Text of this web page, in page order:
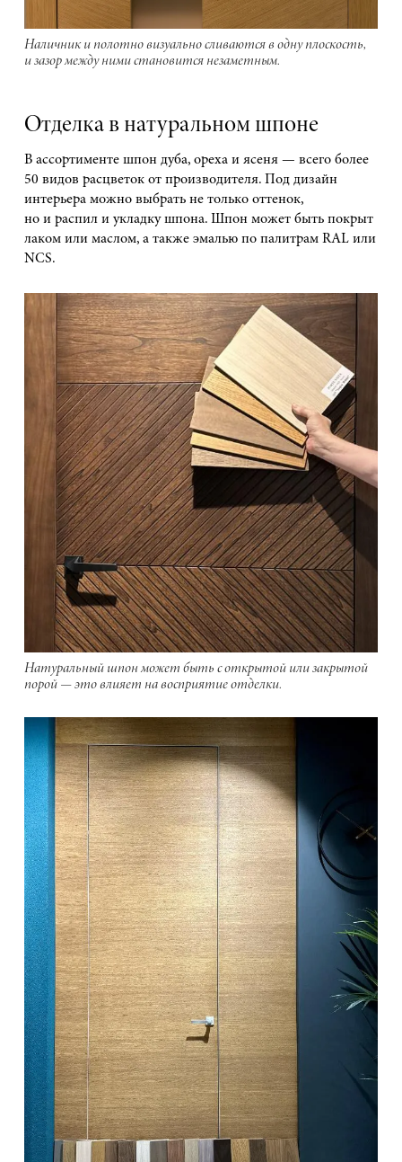
Наличник и полотно визуально сливаются в одну плоскость,
и зазор между ними становится незаметным.
Отделка в натуральном шпоне
В ассортименте шпон дуба, ореха и ясеня — всего более
50 видов расцветок от производителя. Под дизайн
интерьера можно выбрать не только оттенок,
но и распил и укладку шпона. Шпон может быть покрыт
лаком или маслом, а также эмалью по палитрам RAL или
NCS.
Натуральный шпон может быть с открытой или закрытой
порой — это влияет на восприятие отделки.